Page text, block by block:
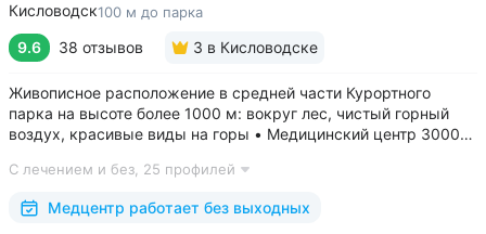
Кисловодск100 м до парка
9.6 38 отзывов 3 в Кисловодске
Живописное расположение в средней части Курортного
парка на высоте более 1000 м: вокруг лес, чистый горный
воздух, красивые виды на горы • Медицинский центр 3000
квалификации • Более 1000 видов диагностики и ДНК-
исследований. Есть диагностика...
С лечением и без, 25 профилей
Медцентр работает без выходных